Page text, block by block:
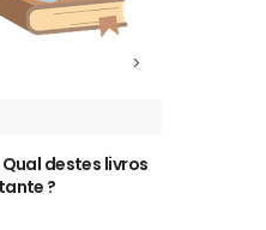
>
destes livros
?